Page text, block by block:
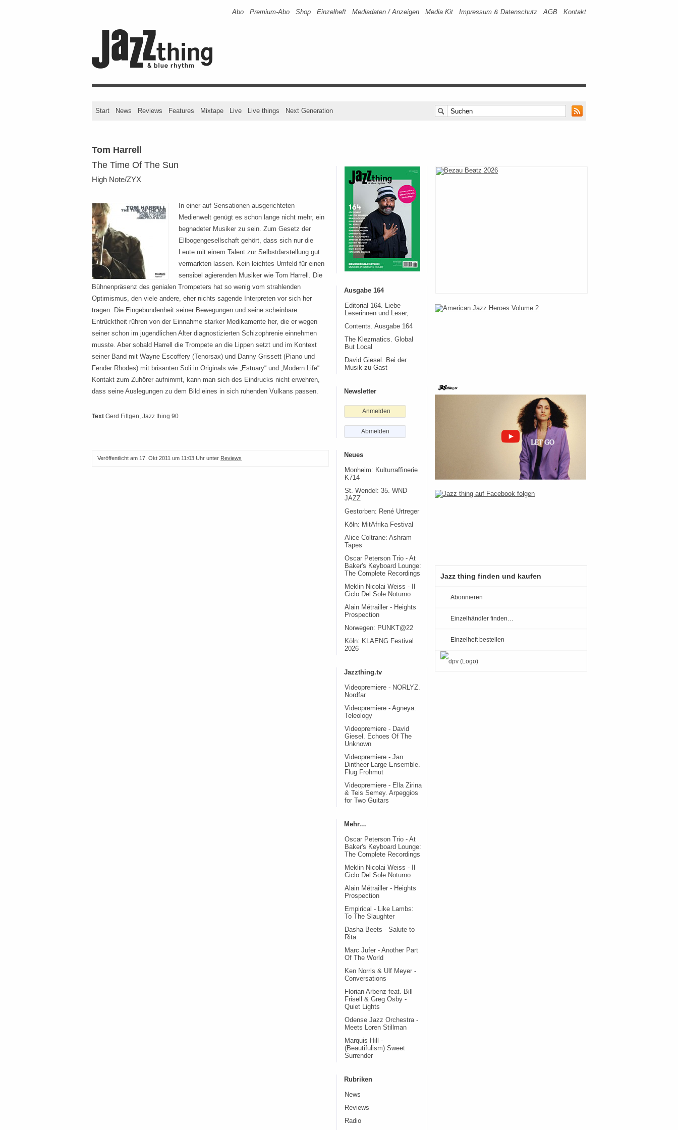
Abo Premium-Abo Shop Einzelheft Mediadaten / Anzeigen Media Kit Impressum & Datenschutz AGB Kontakt
Start News Reviews Features Mixtape Live Live things Next Generation
Tom Harrell
The Time Of The Sun
High Note/ZYX
In einer auf Sensationen ausgerichteten
Medienwelt genügt es schon lange nicht mehr, ein
begnadeter Musiker zu sein. Zum Gesetz der
Ellbogengesellschaft gehört, dass sich nur die
Leute mit einem Talent zur Selbstdarstellung gut
vermarkten lassen. Kein leichtes Umfeld für einen
sensibel agierenden Musiker wie Tom Harrell. Die
Bühnenpräsenz des genialen Trompeters hat so wenig vom strahlenden
Optimismus, den viele andere, eher nichts sagende Interpreten vor sich her
tragen. Die Eingebundenheit seiner Bewegungen und seine scheinbare
Entrücktheit rühren von der Einnahme starker Medikamente her, die er wegen
seiner schon im jugendlichen Alter diagnostizierten Schizophrenie einnehmen
musste. Aber sobald Harrell die Trompete an die Lippen setzt und im Kontext
seiner Band mit Wayne Escoffery (Tenorsax) und Danny Grissett (Piano und
Fender Rhodes) mit brisanten Soli in Originals wie „Estuary“ und „Modern Life“
Kontakt zum Zuhörer aufnimmt, kann man sich des Eindrucks nicht erwehren,
dass seine Auslegungen zu dem Bild eines in sich ruhenden Vulkans passen.
Text Gerd Filtgen, Jazz thing 90
Veröffentlicht am 17. Okt 2011 um 11:03 Uhr unter Reviews
Ausgabe 164
Editorial 164. Liebe
Leserinnen und Leser,
Contents. Ausgabe 164
The Klezmatics. Global
But Local
David Giesel. Bei der
Musik zu Gast
Newsletter
Anmelden
Abmelden
Neues
Monheim: Kulturraffinerie
K714
St. Wendel: 35. WND
JAZZ
Gestorben: René Urtreger
Köln: MitAfrika Festival
Alice Coltrane: Ashram
Tapes
Oscar Peterson Trio - At
Baker's Keyboard Lounge:
The Complete Recordings
Meklin Nicolai Weiss - Il
Ciclo Del Sole Noturno
Alain Métrailler - Heights
Prospection
Norwegen: PUNKT@22
Köln: KLAENG Festival
2026
Jazzthing.tv
Videopremiere - NORLYZ.
Nordfar
Videopremiere - Agneya.
Teleology
Videopremiere - David
Giesel. Echoes Of The
Unknown
Videopremiere - Jan
Dintheer Large Ensemble.
Flug Frohmut
Videopremiere - Ella Zirina
& Teis Semey. Arpeggios
for Two Guitars
Mehr…
Oscar Peterson Trio - At
Baker's Keyboard Lounge:
The Complete Recordings
Meklin Nicolai Weiss - Il
Ciclo Del Sole Noturno
Alain Métrailler - Heights
Prospection
Empirical - Like Lambs:
To The Slaughter
Dasha Beets - Salute to
Rita
Marc Jufer - Another Part
Of The World
Ken Norris & Ulf Meyer -
Conversations
Florian Arbenz feat. Bill
Frisell & Greg Osby -
Quiet Lights
Odense Jazz Orchestra -
Meets Loren Stillman
Marquis Hill -
(Beautifulism) Sweet
Surrender
Rubriken
News
Reviews
Radio
Jazz thing finden und kaufen
Abonnieren
Einzelhändler finden…
Einzelheft bestellen